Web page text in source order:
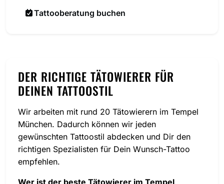
Tattooberatung buchen
DER RICHTIGE TÄTOWIERER FÜR
DEINEN TATTOOSTIL
Wir arbeiten mit rund 20 Tätowierern im Tempel
München. Dadurch können wir jeden
gewünschten Tattoostil abdecken und Dir den
richtigen Spezialisten für Dein Wunsch-Tattoo
empfehlen.